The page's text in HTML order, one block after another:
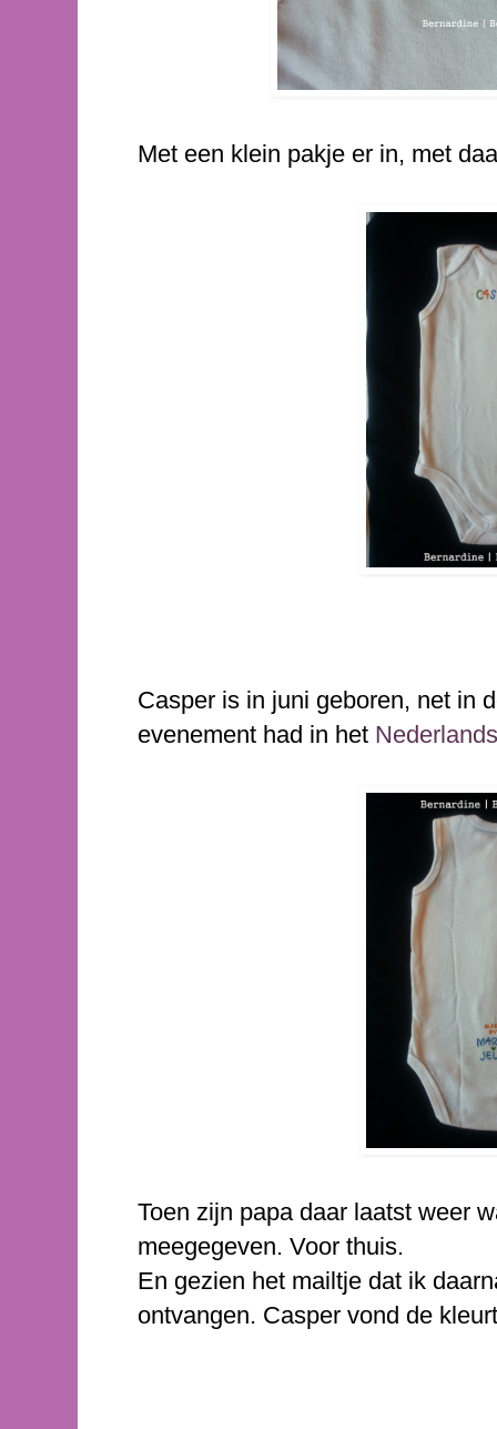
Met een klein pakje er in, met
Casper is in juni geboren, net in
evenement had in het
Toen zijn papa daar laatst weer
meegegeven. Voor thuis.
En gezien het mailtje dat ik
ontvangen. Casper vond de